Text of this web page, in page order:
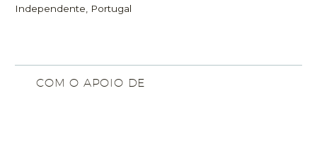
Independente, Portugal
COM O APOIO DE